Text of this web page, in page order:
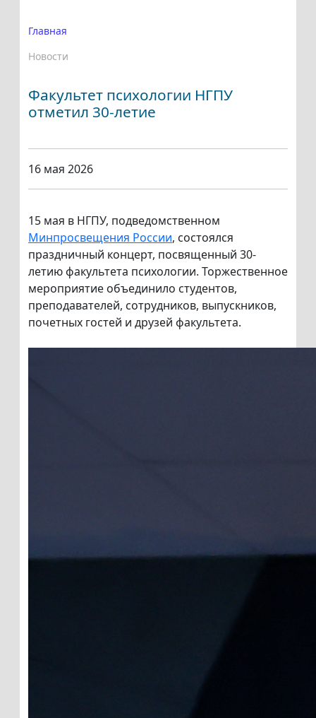
Главная
Новости
Факультет психологии НГПУ
отметил 30-летие
16 мая 2026
15 мая в НГПУ, подведомственном
Минпросвещения России, состоялся
праздничный концерт, посвященный 30-
летию факультета психологии. Торжественное
мероприятие объединило студентов,
преподавателей, сотрудников, выпускников,
почетных гостей и друзей факультета.